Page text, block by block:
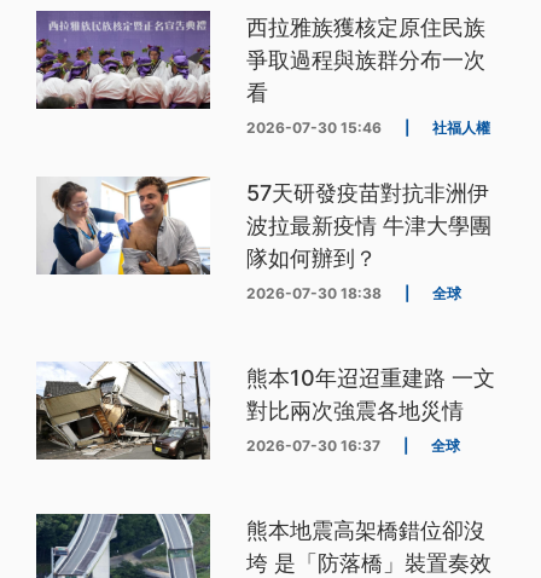
西拉雅族獲核定原住民族
爭取過程與族群分布一次
看
2026-07-30 15:46 社福人權
57天研發疫苗對抗非洲伊
波拉最新疫情 牛津大學團
隊如何辦到？
2026-07-30 18:38 全球
熊本10年迢迢重建路 一文
對比兩次強震各地災情
2026-07-30 16:37 全球
熊本地震高架橋錯位卻沒
垮 是「防落橋」裝置奏效